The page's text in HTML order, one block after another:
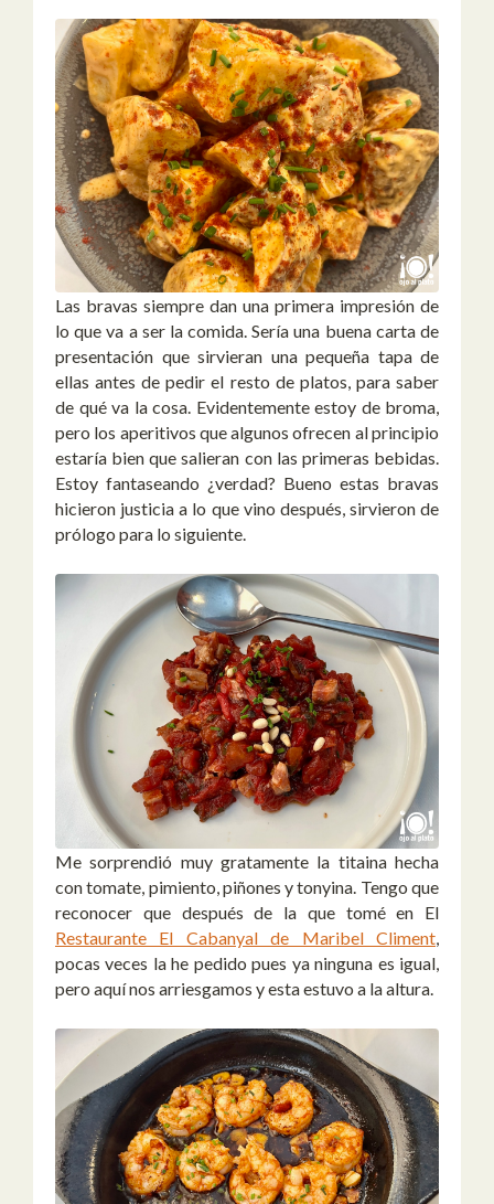
Las bravas siempre dan una primera impresión de
lo que va a ser la comida. Sería una buena carta de
presentación que sirvieran una pequeña tapa de
ellas antes de pedir el resto de platos, para saber
de qué va la cosa. Evidentemente estoy de broma,
pero los aperitivos que algunos ofrecen al principio
estaría bien que salieran con las primeras bebidas.
Estoy fantaseando ¿verdad? Bueno estas bravas
hicieron justicia a lo que vino después, sirvieron de
prólogo para lo siguiente.
Me sorprendió muy gratamente la titaina hecha
con tomate, pimiento, piñones y tonyina. Tengo que
reconocer que después de la que tomé en El
Restaurante El Cabanyal de Maribel Climent,
pocas veces la he pedido pues ya ninguna es igual,
pero aquí nos arriesgamos y esta estuvo a la altura.